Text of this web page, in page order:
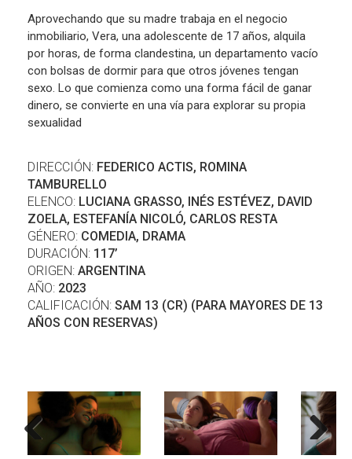
Aprovechando que su madre trabaja en el negocio
inmobiliario, Vera, una adolescente de 17 años, alquila
por horas, de forma clandestina, un departamento vacío
con bolsas de dormir para que otros jóvenes tengan
sexo. Lo que comienza como una forma fácil de ganar
dinero, se convierte en una vía para explorar su propia
sexualidad
DIRECCIÓN: FEDERICO ACTIS, ROMINA
TAMBURELLO
ELENCO: LUCIANA GRASSO, INÉS ESTÉVEZ, DAVID
ZOELA, ESTEFANÍA NICOLÓ, CARLOS RESTA
GÉNERO: COMEDIA, DRAMA
DURACIÓN: 117’
ORIGEN: ARGENTINA
AÑO: 2023
CALIFICACIÓN: SAM 13 (CR) (PARA MAYORES DE 13
AÑOS CON RESERVAS)